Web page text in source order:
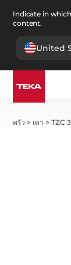
Indicate in
content.
United
ครัว > เตา >TZC